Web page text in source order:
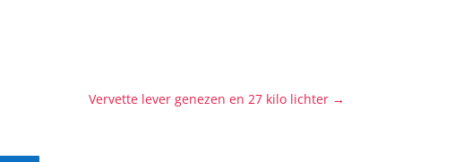
Vervette lever genezen en 27 kilo lichter →